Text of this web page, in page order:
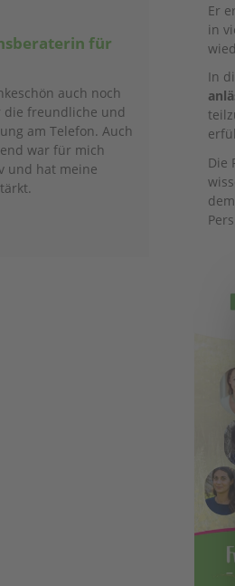
Er
in
In
Die
für
auch noch
die freundliche und
am Telefon. Auch
war für mich
und hat meine